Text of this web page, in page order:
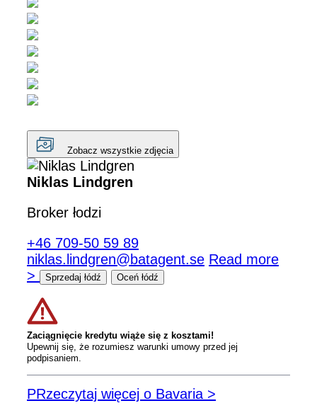
Zobacz wszystkie zdjęcia
Niklas Lindgren
Broker łodzi
+46 709-50 59 89
niklas.lindgren@batagent.se Read more
>
Sprzedaj łódź Oceń łódź
Zaciągnięcie kredytu wiąże się z kosztami!
Upewnij się, że rozumiesz warunki umowy przed jej
podpisaniem.
PRzeczytaj więcej o Bavaria >